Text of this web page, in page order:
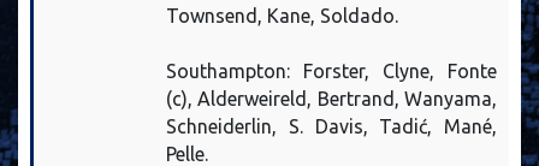
Townsend, Kane, Soldado.
Southampton: Forster, Clyne, Fonte
(c), Alderweireld, Bertrand, Wanyama,
Schneiderlin, S. Davis, Tadić, Mané,
Pelle.